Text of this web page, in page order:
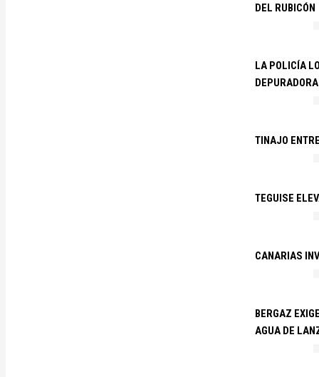
DEL RUBICÓN
LA POLICÍA
TINAJO
TEGUISE
CANARIAS
BERGAZ
AGUA DE